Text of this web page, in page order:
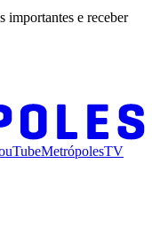
importantes e receber
MetrópolesTV